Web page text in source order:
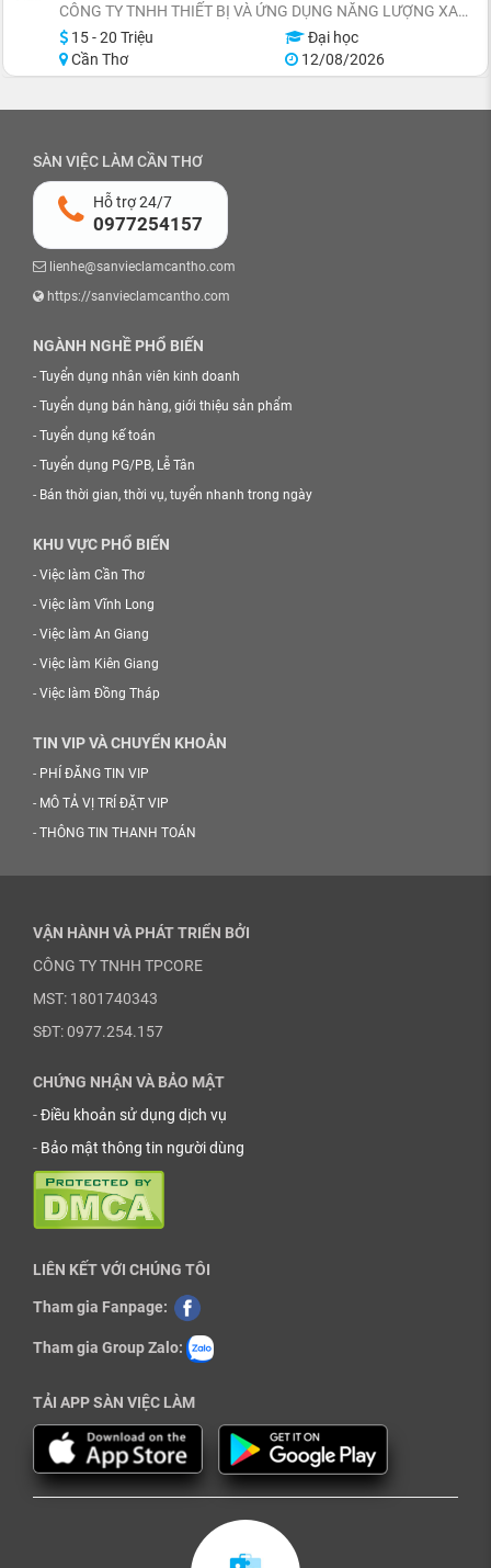
CÔNG TY TNHH THIẾT BỊ VÀ ỨNG DỤNG NĂNG LƯỢNG XANH
15 - 20 Triệu
Đại học
Cần Thơ
12/08/2026
SÀN VIỆC LÀM CẦN THƠ
Hỗ trợ 24/7
0977254157
lienhe@sanvieclamcantho.com
https://sanvieclamcantho.com
NGÀNH NGHỀ PHỔ BIẾN
- Tuyển dụng nhân viên kinh doanh
- Tuyển dụng bán hàng, giới thiệu sản phẩm
- Tuyển dụng kế toán
- Tuyển dụng PG/PB, Lễ Tân
- Bán thời gian, thời vụ, tuyển nhanh trong ngày
KHU VỰC PHỔ BIẾN
- Việc làm Cần Thơ
- Việc làm Vĩnh Long
- Việc làm An Giang
- Việc làm Kiên Giang
- Việc làm Đồng Tháp
TIN VIP VÀ CHUYỂN KHOẢN
- PHÍ ĐĂNG TIN VIP
- MÔ TẢ VỊ TRÍ ĐẶT VIP
- THÔNG TIN THANH TOÁN
VẬN HÀNH VÀ PHÁT TRIỂN BỞI
CÔNG TY TNHH TPCORE
MST: 1801740343
SĐT: 0977.254.157
CHỨNG NHẬN VÀ BẢO MẬT
-Điều khoản sử dụng dịch vụ
- Bảo mật thông tin người dùng
LIÊN KẾT VỚI CHÚNG TÔI
Tham gia Fanpage:
Tham gia Group Zalo:
TẢI APP SÀN VIỆC LÀM